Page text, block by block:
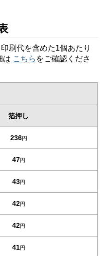
刷代を含めた1個あたり
は こちら をご確認くださ
箔押し
236円
47円
43円
42円
42円
41円